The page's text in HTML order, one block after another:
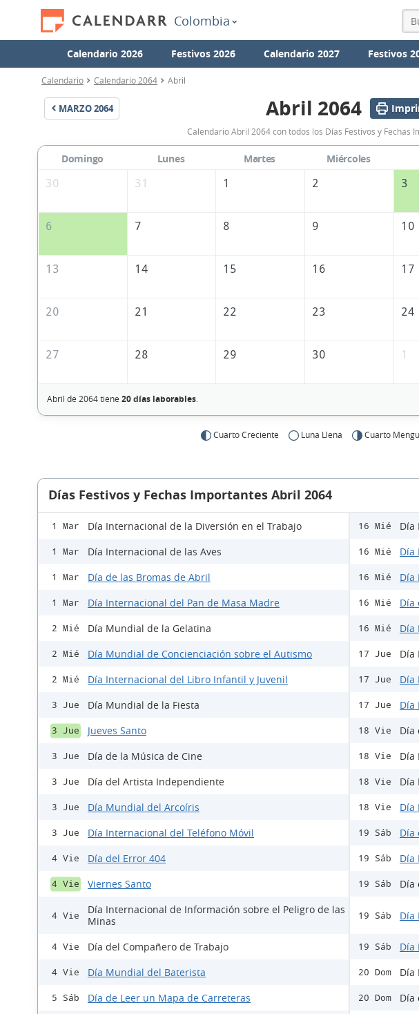
Colombia
Calendario 2026 Festivos 2026 Calendario 2027 Festivos
Calendario Calendario 2064 Abril
MARZO2064
Abril
2064
Abril 2064
Calendario Abril 2064 con todos los Días Festivos y Fechas
Domingo Lunes Martes Miércoles
30
31 1 2 3
6 7 8 9 10
13 14 15 16 17
20 21 22 23 24
27 28 29 30 1
Abril de 2064 tiene 20 días laborables.
Cuarto Creciente Luna Llena Cuarto
Días Festivos y Fechas Importantes Abril 2064
1 Mar Día Internacional de la Diversión en el Trabajo
1 Mar Día Internacional de las Aves
1 Mar Día de las Bromas de Abril
1 Mar Día Internacional del Pan de Masa Madre
2 Mié Día Mundial de la Gelatina
2 Mié Día Mundial de Concienciación sobre el Autismo
2 Mié Día Internacional del Libro Infantil y Juvenil
3 Jue Día Mundial de la Fiesta
3 Jue Jueves Santo
3 Jue Día de la Música de Cine
3 Jue Día del Artista Independiente
3 Jue Día Mundial del Arcoíris
3 Jue Día Internacional del Teléfono Móvil
4 Vie Día del Error 404
4 Vie Viernes Santo
4 Vie
Día Internacional de Información sobre el Peligro de las
Minas
4 Vie Día del Compañero de Trabajo
4 Vie Día Mundial del Baterista
5 Sáb Día de Leer un Mapa de Carreteras
16 Mié Día
16 Mié Día
16 Mié Día
16 Mié Día
16 Mié Día
17 Jue Día
17 Jue Día
17 Jue Día
18 Vie Día
18 Vie Día
18 Vie Día
18 Vie Día
19 Sáb Día
19 Sáb Día
19 Sáb Día
19 Sáb Día
19 Sáb Día
20 Dom Día
20 Dom Día